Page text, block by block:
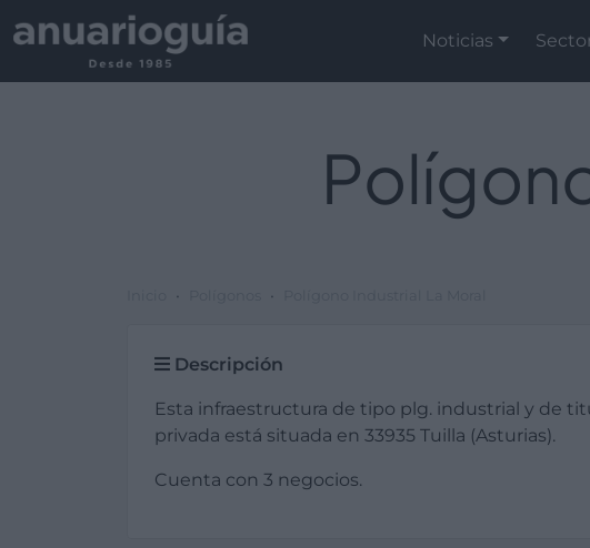
Noticias
Descripción
Esta infraestructura de tipo plg. industrial y de
privada está situada en 33935 Tuilla (Asturias).
Cuenta con 3 negocios.